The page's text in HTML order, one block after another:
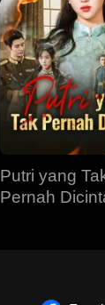
Putri yang
Pernah